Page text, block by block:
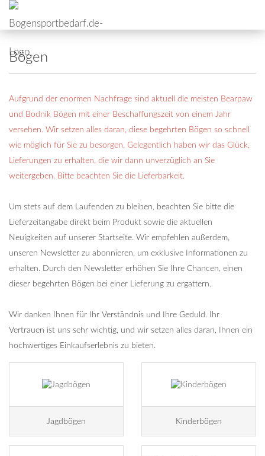
Bögen
Aufgrund der enormen Nachfrage sind aktuell die meisten Bearpaw
und Bodnik Bögen mit einer Beschaffungszeit von einem Jahr
versehen. Wir setzen alles daran, diese begehrten Bögen so schnell
wie möglich für Sie zu besorgen. Gelegentlich haben wir das Glück,
Lieferungen zu erhalten, die wir dann unverzüglich an Sie
weitergeben. Bitte beachten Sie die Lieferbarkeit.
Um stets auf dem Laufenden zu bleiben, beachten Sie bitte die
Lieferzeitangabe direkt beim Produkt sowie die aktuellen
Neuigkeiten auf unserer Startseite. Wir empfehlen außerdem,
unseren Newsletter zu abonnieren, um exklusive Informationen zu
erhalten. Durch den Newsletter erhöhen Sie Ihre Chancen, einen
dieser begehrten Bögen bei einer Lieferung zu ergattern.
Wir danken Ihnen für Ihr Verständnis und Ihre Geduld. Ihr
Vertrauen ist uns sehr wichtig, und wir setzen alles daran, Ihnen ein
hochwertiges Einkaufserlebnis zu bieten.
Jagdbögen Kinderbögen